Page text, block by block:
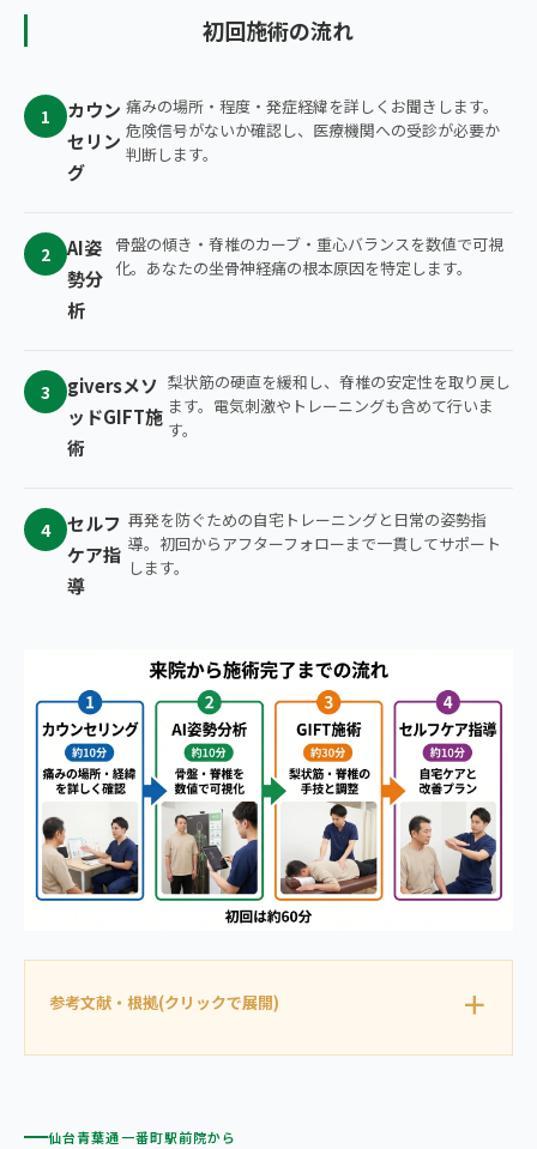
初回施術の流れ
1
カウン
セリン
グ
痛みの場所・程度・発症経緯を詳しくお聞きします。
危険信号がないか確認し、医療機関への受診が必要か
判断します。
2
AI姿
勢分
析
骨盤の傾き・脊椎のカーブ・重心バランスを数値で可視
化。あなたの坐骨神経痛の根本原因を特定します。
3
giversメソ
ッドGIFT施
術
梨状筋の硬直を緩和し、脊椎の安定性を取り戻し
ます。電気刺激やトレーニングも含めて行いま
す。
4
セルフ
ケア指
導
再発を防ぐための自宅トレーニングと日常の姿勢指
導。初回からアフターフォローまで一貫してサポート
します。
参考文献・根拠(クリックで展開)
仙台青葉通一番町駅前院から